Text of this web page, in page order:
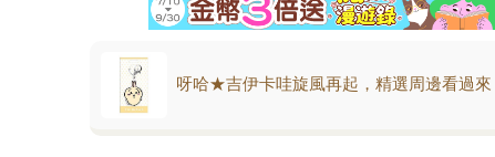
呀哈★吉伊卡哇旋風再起，精選周邊看過來